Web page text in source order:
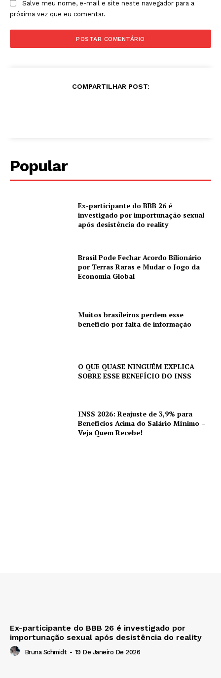
Salve meu nome, e-mail e site neste navegador para a
próxima vez que eu comentar.
COMPARTILHAR POST:
Popular
Ex-participante do BBB 26 é
investigado por importunação sexual
após desistência do reality
Brasil Pode Fechar Acordo Bilionário
por Terras Raras e Mudar o Jogo da
Economia Global
Muitos brasileiros perdem esse
benefício por falta de informação
O QUE QUASE NINGUÉM EXPLICA
SOBRE ESSE BENEFÍCIO DO INSS
INSS 2026: Reajuste de 3,9% para
Benefícios Acima do Salário Mínimo –
Veja Quem Recebe!
Ex-participante do BBB 26 é investigado por
importunação sexual após desistência do reality
Bruna Schmidt - 19 De Janeiro De 2026